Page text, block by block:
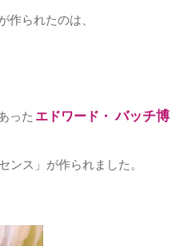
作られたのは、
った エドワード・ バッチ博
ンス」が作られました。